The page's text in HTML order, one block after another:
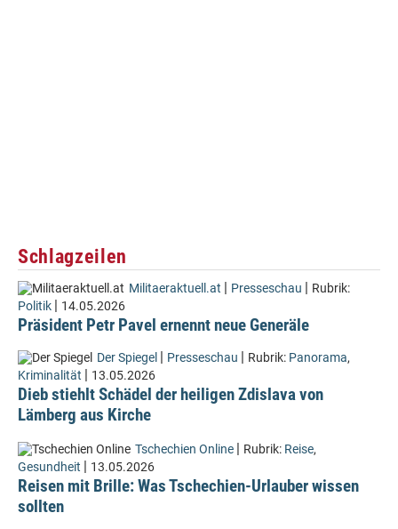
Schlagzeilen
Militaeraktuell.at | Presseschau | Rubrik:
Politik | 14.05.2026
Präsident Petr Pavel ernennt neue Generäle
Der Spiegel | Presseschau | Rubrik: Panorama,
Kriminalität | 13.05.2026
Dieb stiehlt Schädel der heiligen Zdislava von
Lämberg aus Kirche
Tschechien Online | Rubrik: Reise,
Gesundheit | 13.05.2026
Reisen mit Brille: Was Tschechien-Urlauber wissen
sollten